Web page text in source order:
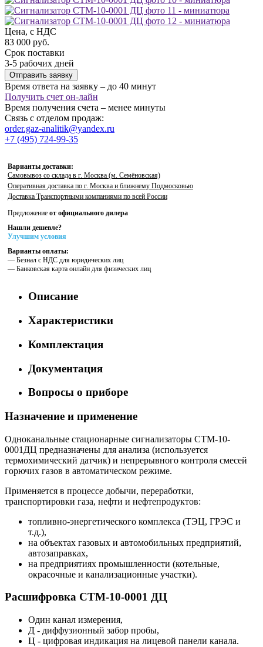
Цена, с НДС
83 000 руб.
Срок поставки
3-5 рабочих дней
Отправить заявку
Время ответа на заявку – до 40 минут
Получить счет он-лайн
Время получения счета – менее минуты
Связь с отделом продаж:
order.gaz-analitik@yandex.ru
+7 (495) 724-99-35
Варианты доставки:
Самовывоз со склада в г. Москва (м. Семёновская)
Оперативная доставка по г. Москва и ближнему Подмосковью
Доставка Транспортными компаниями по всей России
Предложение от официального дилера
Нашли дешевле?
Улучшим условия
Варианты оплаты:
— Безнал с НДС для юридических лиц
— Банковская карта онлайн для физических лиц
Описание
Характеристики
Комплектация
Документация
Вопросы о приборе
Назначение и применение
Одноканальные стационарные сигнализаторы СТМ-10-
0001ДЦ предназначены для анализа (используется
термохимический датчик) и непрерывного контроля смесей
горючих газов в автоматическом режиме.
Применяется в процессе добычи, переработки,
транспортировки газа, нефти и нефтепродуктов:
топливно-энергетического комплекса (ТЭЦ, ГРЭС и
т.д.),
на объектах газовых и автомобильных предприятий,
автозаправках,
на предприятиях промышленности (котельные,
окрасочные и канализационные участки).
Расшифровка СТМ-10-0001 ДЦ
Один канал измерения,
Д - диффузионный забор пробы,
Ц - цифровая индикация на лицевой панели канала.